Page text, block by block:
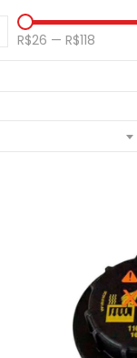
R$26 — R$118